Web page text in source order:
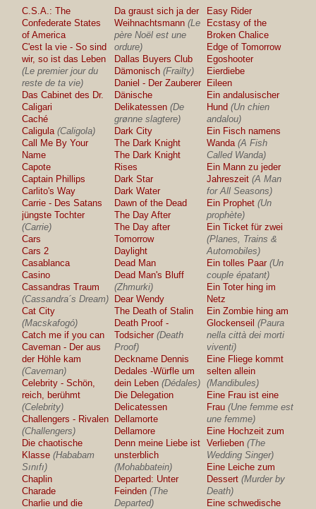
C.S.A.: The
Confederate States
of America
C'est la vie - So sind
wir, so ist das Leben
(Le premier jour du
reste de ta vie)
Das Cabinet des Dr.
Caligari
Caché
Caligula (Caligola)
Call Me By Your
Name
Capote
Captain Phillips
Carlito's Way
Carrie - Des Satans
jüngste Tochter
(Carrie)
Cars
Cars 2
Casablanca
Casino
Cassandras Traum
(Cassandra´s Dream)
Cat City
(Macskafogó)
Catch me if you can
Caveman - Der aus
der Höhle kam
(Caveman)
Celebrity - Schön,
reich, berühmt
(Celebrity)
Challengers - Rivalen
(Challengers)
Die chaotische
Klasse (Hababam
Sınıfı)
Chaplin
Charade
Charlie und die
Da graust sich ja der
Weihnachtsmann (Le
père Noël est une
ordure)
Dallas Buyers Club
Dämonisch (Frailty)
Daniel - Der Zauberer
Dänische
Delikatessen (De
grønne slagtere)
Dark City
The Dark Knight
The Dark Knight
Rises
Dark Star
Dark Water
Dawn of the Dead
The Day After
The Day after
Tomorrow
Daylight
Dead Man
Dead Man's Bluff
(Zhmurki)
Dear Wendy
The Death of Stalin
Death Proof -
Todsicher (Death
Proof)
Deckname Dennis
Dedales -Würfle um
dein Leben (Dédales)
Die Delegation
Delicatessen
Dellamorte
Dellamore
Denn meine Liebe ist
unsterblich
(Mohabbatein)
Departed: Unter
Feinden (The
Departed)
Easy Rider
Ecstasy of the
Broken Chalice
Edge of Tomorrow
Egoshooter
Eierdiebe
Eileen
Ein andalusischer
Hund (Un chien
andalou)
Ein Fisch namens
Wanda (A Fish
Called Wanda)
Ein Mann zu jeder
Jahreszeit (A Man
for All Seasons)
Ein Prophet (Un
prophète)
Ein Ticket für zwei
(Planes, Trains &
Automobiles)
Ein tolles Paar (Un
couple épatant)
Ein Toter hing im
Netz
Ein Zombie hing am
Glockenseil (Paura
nella città dei morti
viventi)
Eine Fliege kommt
selten allein
(Mandibules)
Eine Frau ist eine
Frau (Une femme est
une femme)
Eine Hochzeit zum
Verlieben (The
Wedding Singer)
Eine Leiche zum
Dessert (Murder by
Death)
Eine schwedische